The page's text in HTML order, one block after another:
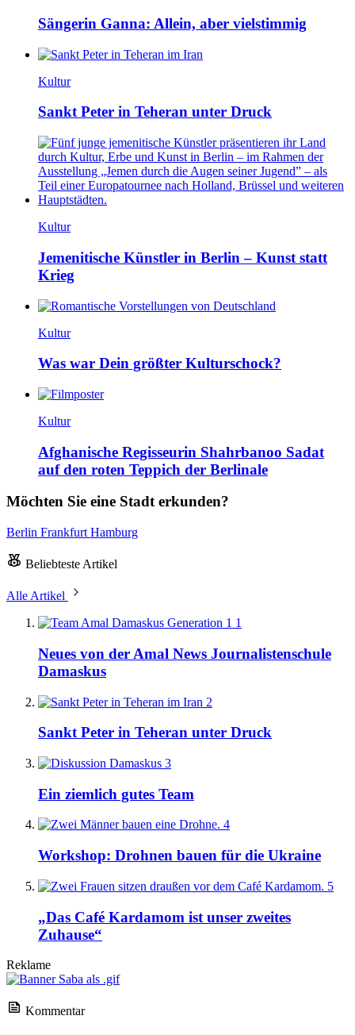
Sängerin Ganna: Allein, aber vielstimmig
Kultur
Sankt Peter in Teheran unter Druck
Kultur
Jemenitische Künstler in Berlin – Kunst statt
Krieg
Kultur
Was war Dein größter Kulturschock?
Kultur
Afghanische Regisseurin Shahrbanoo Sadat
auf den roten Teppich der Berlinale
Möchten Sie eine Stadt erkunden?
Berlin Frankfurt Hamburg
Beliebteste Artikel
Alle Artikel
1
Neues von der Amal News Journalistenschule
Damaskus
2
Sankt Peter in Teheran unter Druck
3
Ein ziemlich gutes Team
4
Workshop: Drohnen bauen für die Ukraine
5
„Das Café Kardamom ist unser zweites
Zuhause“
Reklame
Kommentar